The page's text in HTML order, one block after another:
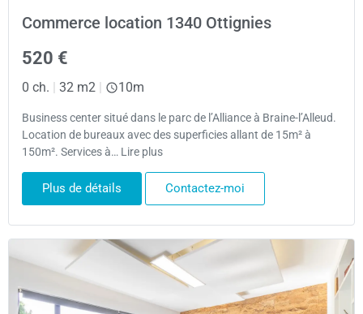
Commerce location 1340 Ottignies
520 €
0 ch. 32 m2 10m
Business center situé dans le parc de l’Alliance à Braine-l’Alleud.
Location de bureaux avec des superficies allant de 15m² à
150m². Services à… Lire plus
Plus de détails Contactez-moi